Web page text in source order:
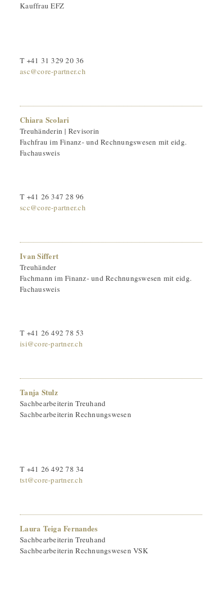
Kauffrau EFZ
T +41 31 329 20 36
asc@core-partner.ch
Chiara Scolari
Treuhänderin | Revisorin
Fachfrau im Finanz- und Rechnungswesen mit eidg.
Fachausweis
T +41 26 347 28 96
scc@core-partner.ch
Ivan Siffert
Treuhänder
Fachmann im Finanz- und Rechnungswesen mit eidg.
Fachausweis
T +41 26 492 78 53
isi@core-partner.ch
Tanja Stulz
Sachbearbeiterin Treuhand
Sachbearbeiterin Rechnungswesen
T +41 26 492 78 34
tst@core-partner.ch
Laura Teiga Fernandes
Sachbearbeiterin Treuhand
Sachbearbeiterin Rechnungswesen VSK